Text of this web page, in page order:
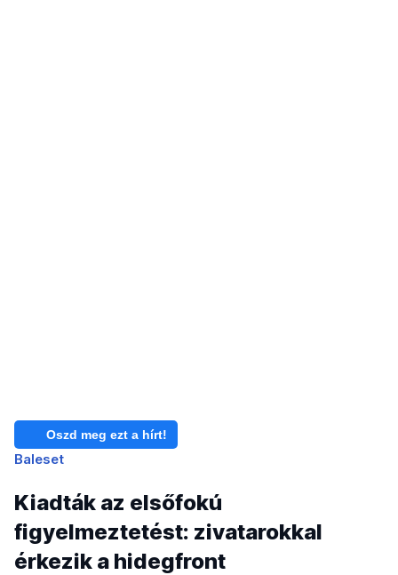
Oszd meg ezt a hírt!
Baleset
Kiadták az elsőfokú
figyelmeztetést: zivatarokkal
érkezik a hidegfront